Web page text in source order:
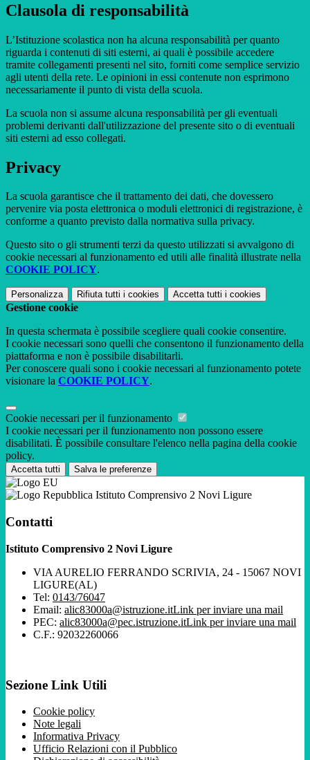
Clausola di responsabilità
L’Istituzione scolastica non ha alcuna responsabilità per quanto
riguarda i contenuti di siti esterni, ai quali è possibile accedere
tramite collegamenti presenti nel sito, forniti come semplice servizio
agli utenti della rete. Le opinioni in essi contenute non esprimono
necessariamente il punto di vista della scuola.
La scuola non si assume alcuna responsabilità per gli eventuali
problemi derivanti dall'utilizzazione del presente sito o di eventuali
siti esterni ad esso collegati.
Privacy
La scuola garantisce che il trattamento dei dati, che dovessero
pervenire via posta elettronica o moduli elettronici di registrazione, è
conforme a quanto previsto dalla normativa sulla privacy.
Questo sito o gli strumenti terzi da questo utilizzati si avvalgono di
cookie necessari al funzionamento ed utili alle finalità illustrate nella
COOKIE POLICY.
Personalizza Rifiuta tutti i cookies Accetta tutti i cookies
Gestione cookie
In questa schermata è possibile scegliere quali cookie consentire.
I cookie necessari sono quelli che consentono il funzionamento della
piattaforma e non è possibile disabilitarli.
Per conoscere quali sono i cookie necessari al funzionamento potete
visionare la COOKIE POLICY.
Cookie necessari per il funzionamento
I cookie necessari per il funzionamento non possono essere
disabilitati. È possibile consultare l'elenco nella pagina della cookie
policy.
Accetta tutti Salva le preferenze
Istituto Comprensivo 2 Novi Ligure
Contatti
Istituto Comprensivo 2 Novi Ligure
VIA AURELIO FERRANDO SCRIVIA, 24 - 15067 NOVI
LIGURE(AL)
Tel: 0143/76047
Email: alic83000a@istruzione.itLink per inviare una mail
PEC: alic83000a@pec.istruzione.itLink per inviare una mail
C.F.: 92032260066
Sezione Link Utili
Cookie policy
Note legali
Informativa Privacy
Ufficio Relazioni con il Pubblico